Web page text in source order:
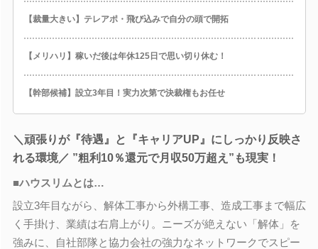
【裁量大きい】テレアポ・飛び込みで自分の頭で開拓
【メリハリ】稼いだ後は年休125日で思い切り休む！
【幹部候補】設立3年目！実力次第で決裁権もお任せ
＼頑張りが『待遇』と『キャリアUP』にしっかり反映さ
れる環境／ ”粗利10％還元で月収50万超え”も現実！
■ハウスリムとは…
設立3年目ながら、解体工事から外構工事、造成工事まで幅広
く手掛け、業績は右肩上がり。ニーズが絶えない「解体」を
強みに、自社部隊と協力会社の強力なネットワークでスピー